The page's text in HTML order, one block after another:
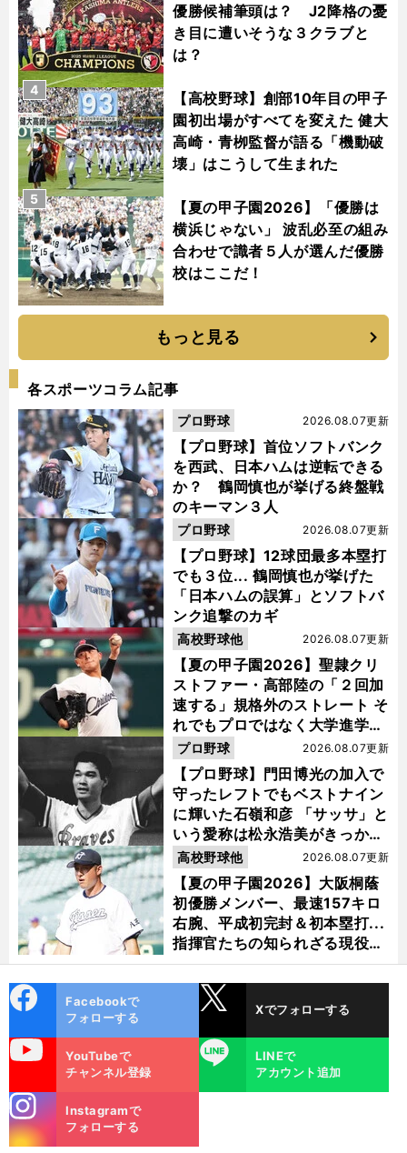
優勝候補筆頭は？ J2降格の憂
き目に遭いそうな３クラブと
は？
【高校野球】創部10年目の甲子
園初出場がすべてを変えた 健大
高崎・青栁監督が語る「機動破
壊」はこうして生まれた
4
【夏の甲子園2026】「優勝は
横浜じゃない」 波乱必至の組み
合わせで識者５人が選んだ優勝
校はここだ！
5
もっと見る
各スポーツコラム記事
【プロ野球】首位ソフトバンク
を西武、日本ハムは逆転できる
か？ 鶴岡慎也が挙げる終盤戦
のキーマン３人
2026.08.07更新
プロ野球
【プロ野球】12球団最多本塁打
でも３位... 鶴岡慎也が挙げた
「日本ハムの誤算」とソフトバ
ンク追撃のカギ
2026.08.07更新
プロ野球
【夏の甲子園2026】聖隷クリ
ストファー・高部陸の「２回加
速する」規格外のストレート そ
れでもプロではなく大学進学を
選ぶ理由
2026.08.07更新
高校野球他
【プロ野球】門田博光の加入で
守ったレフトでもベストナイン
に輝いた石嶺和彦 「サッサ」と
いう愛称は松永浩美がきっか
け？
2026.08.07更新
プロ野球
【夏の甲子園2026】大阪桐蔭
初優勝メンバー、最速157キロ
右腕、平成初完封＆初本塁打...
指揮官たちの知られざる現役時
代
2026.08.07更新
高校野球他
ok
Facebookで
フォローする
Xでフォローする
YouTubeで
チャンネル登録
LINE
LINEで
アカウント追加
m
Instagramで
フォローする